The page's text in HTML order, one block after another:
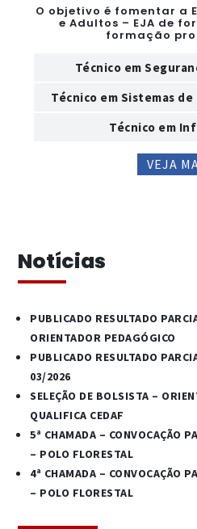
O objetivo é fomentar a
e Adultos – EJA de
formação
Técnico em
Técnico em Sistemas
Técnico em
VEJA
Notícias
PUBLICADO RESULTADO
ORIENTADOR PEDAGÓGICO
PUBLICADO RESULTADO
03/2026
SELEÇÃO DE BOLSISTA –
QUALIFICA CEDAF
5ª CHAMADA – CONVOCAÇÃO
– POLO FLORESTAL
4ª CHAMADA – CONVOCAÇÃO
– POLO FLORESTAL